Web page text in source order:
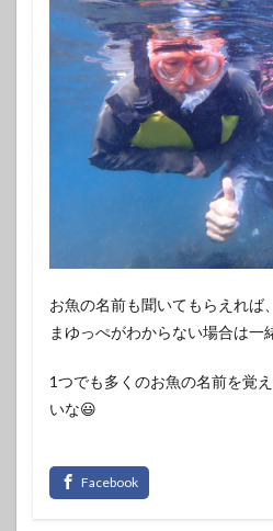
お魚の名前も聞いてもらえれば
まゆっぺがわからない場合は一
1つでも多くのお魚の名前を覚
いな😃